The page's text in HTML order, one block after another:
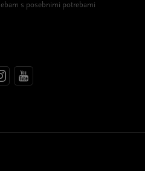
s posebnimi potrebami